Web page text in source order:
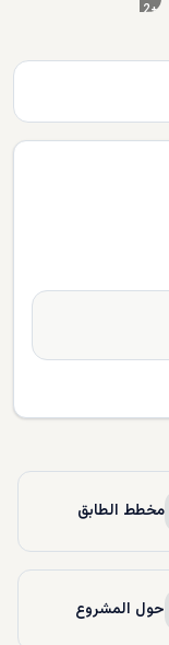
+
2
مخطط الطابق
حول المشروع